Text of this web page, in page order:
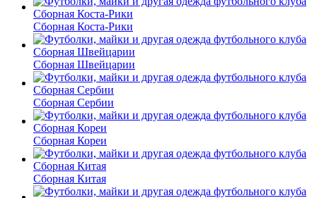
Сборная Коста-Рики
Сборная Швейцарии
Сборная Сербии
Сборная Кореи
Сборная Китая